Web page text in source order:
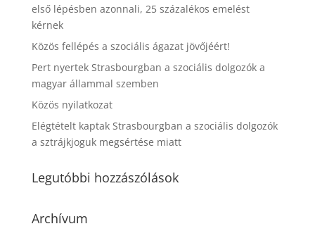
első lépésben azonnali, 25 százalékos emelést
kérnek
Közös fellépés a szociális ágazat jövőjéért!
Pert nyertek Strasbourgban a szociális dolgozók a
magyar állammal szemben
Közös nyilatkozat
Elégtételt kaptak Strasbourgban a szociális dolgozók
a sztrájkjoguk megsértése miatt
Legutóbbi hozzászólások
Archívum